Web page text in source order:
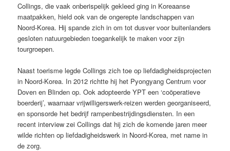
Collings, die vaak onberispelijk gekleed ging in Koreaanse
maatpakken, hield ook van de ongerepte landschappen van
Noord-Korea. Hij spande zich in om tot dusver voor buitenlanders
gesloten natuurgebieden toegankelijk te maken voor zijn
tourgroepen.
Naast toerisme legde Collings zich toe op liefdadigheidsprojecten
in Noord-Korea. In 2012 richtte hij het Pyongyang Centrum voor
Doven en Blinden op. Ook adopteerde YPT een ‘coöperatieve
boerderij’, waarnaar vrijwilligerswerk-reizen werden georganiseerd,
en sponsorde het bedrijf rampenbestrijdingsdiensten. In een
recent interview zei Collings dat hij zich de komende jaren meer
wilde richten op liefdadigheidswerk in Noord-Korea, met name in
de zorg.